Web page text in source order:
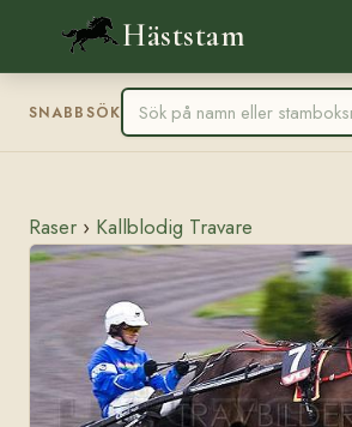
Häststam
SNABBSÖK
Raser › Kallblodig Travare